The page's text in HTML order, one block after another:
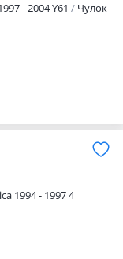
- 2004 Y61
Чулок
1994 - 1997 4